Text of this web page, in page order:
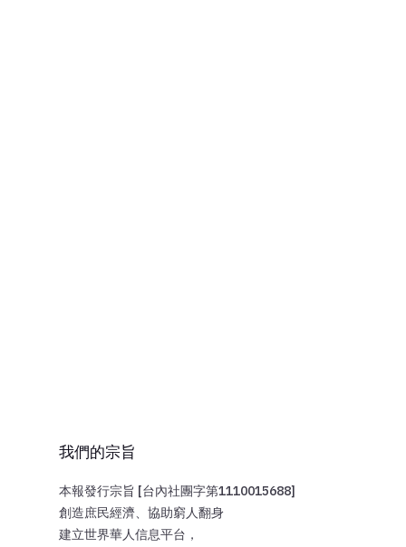
我們的宗旨
本報發行宗旨 [台內社團字第1110015688]
創造庶民經濟、協助窮人翻身
建立世界華人信息平台，